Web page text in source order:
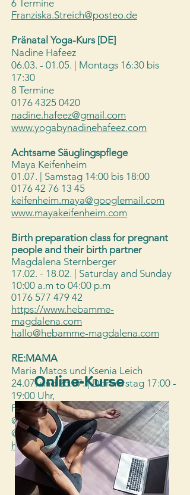
6 Termine
Franziska.Streich@posteo.de
Pränatal Yoga-Kurs [DE]
Nadine Hafeez
06.03. - 01.05. | Montags 16:30 bis
17:30
8 Termine
0176 4325 0420
nadine.hafeez@gmail.com
www.yogabynadinehafeez.com
Achtsame Säuglingspflege
Maya Keifenheim
01.07. | Samstag 14:00 bis 18:00
0176 42 76 13 45
keifenheim.maya@googlemail.com
www.mayakeifenheim.com
Birth preparation class for pregnant
people and their birth partner
Magdalena Sternberger
17.02. - 18.02. | Saturday and Sunday
10:00 a.m to 04:00 p.m
0176 577 479 42
https://www.hebamme-
magdalena.com
hallo@hebamme-magdalena.com
RE:MAMA
Maria Matos und Ksenia Leich
24.07. und 25.07. | Donnerstag 17:00 -
19:00 Uhr,
Freitag 10:00 - 12:00 Uhr
@mimo.nutrition
@kseniaaurelia
https://www.mimonutrition.com
Online-Kurse